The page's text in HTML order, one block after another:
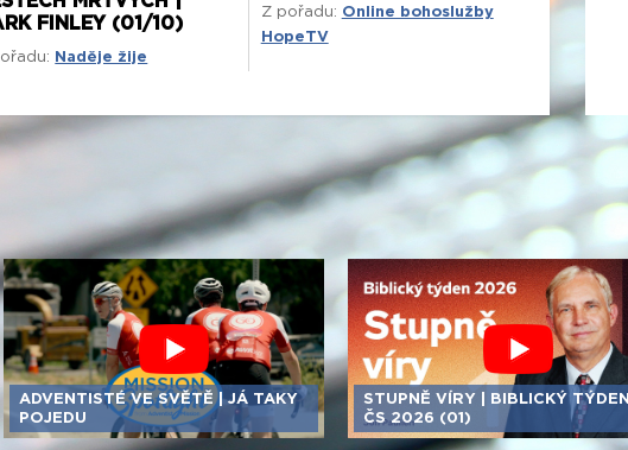
FINLEY (01/10)
Naděje žije
Z pořadu: Online bohoslužby
HopeTV
ADVENTISTÉ VE SVĚTĚ | JÁ TAKY
POJEDU
STUPNĚ VÍRY | BIBLICKÝ TÝDEN
ČS 2026 (01)